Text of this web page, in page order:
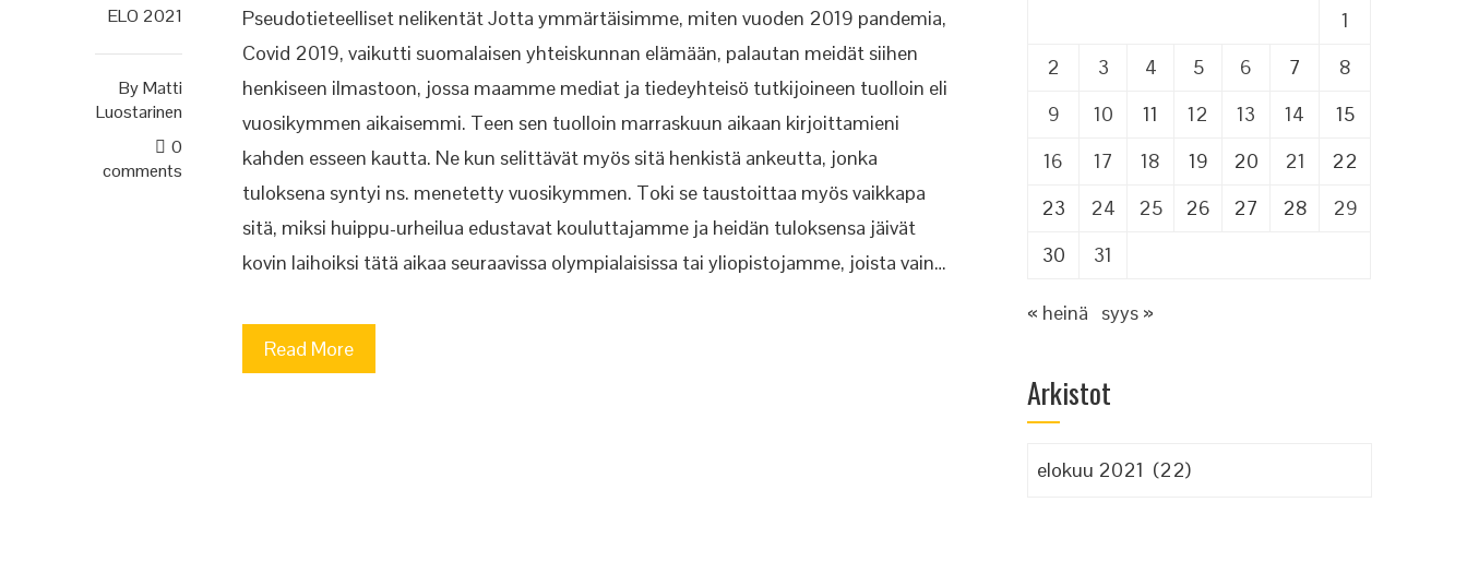
ELO 2021
ByMatti
Luostarinen
0
comments
Pseudotieteelliset nelikentät Jotta ymmärtäisimme, miten vuoden 2019 pandemia,
Covid 2019, vaikutti suomalaisen yhteiskunnan elämään, palautan meidät siihen
henkiseen ilmastoon, jossa maamme mediat ja tiedeyhteisö tutkijoineen tuolloin eli
vuosikymmen aikaisemmi. Teen sen tuolloin marraskuun aikaan kirjoittamieni
kahden esseen kautta. Ne kun selittävät myös sitä henkistä ankeutta, jonka
tuloksena syntyi ns. menetetty vuosikymmen. Toki se taustoittaa myös vaikkapa
sitä, miksi huippu-urheilua edustavat kouluttajamme ja heidän tuloksensa jäivät
kovin laihoiksi tätä aikaa seuraavissa olympialaisissa tai yliopistojamme, joista vain…
Read More
1
2
3 4 5 6 7
8
9
10 11 12 13 14
15
16
17 18 19 20 21
22
23
24 25 26 27 28
29
30
31
« heinä syys »
Arkistot
Arkistot